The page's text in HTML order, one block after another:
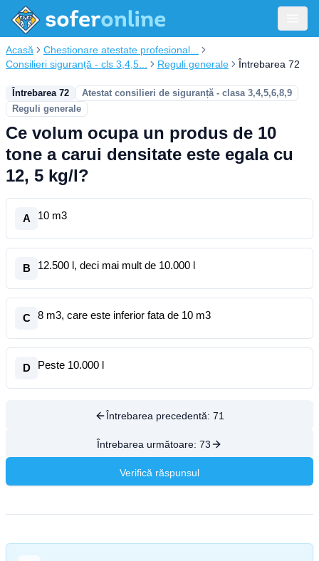
Acasă
Chestionare atestate profesional...
Consilieri siguranță - cls 3,4,5...
Reguli generale Întrebarea 72
Întrebarea 72
Atestat consilieri de siguranță - clasa 3,4,5,6,8,9
Reguli generale
Ce volum ocupa un produs de 10
tone a carui densitate este egala cu
12, 5 kg/l?
A 10 m3
B 12.500 l, deci mai mult de 10.000 l
C 8 m3, care este inferior fata de 10 m3
D Peste 10.000 l
Întrebarea precedentă: 71
Întrebarea următoare: 73
Verifică răspunsul